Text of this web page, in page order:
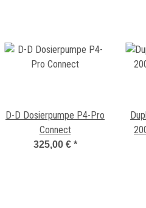
D-D Dosierpumpe P4-Pro
Connect
325,00 € *